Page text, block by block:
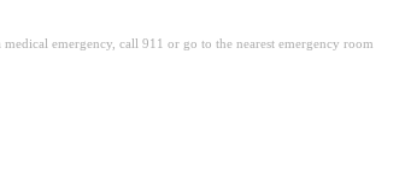
emergency, call 911 or go to the nearest emergency room